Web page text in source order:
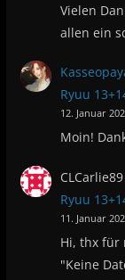
Vielen
allen ein
Ryuu
12. Januar
Moin!
CLCarlie89
Ryuu
11. Januar
Hi, thx für
"Keine